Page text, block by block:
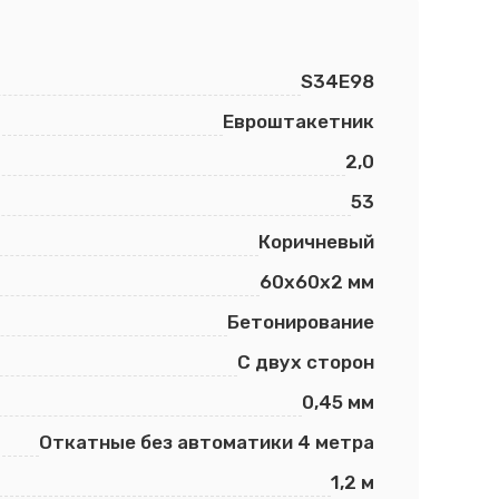
S34E98
Евроштакетник
2,0
53
Коричневый
60х60х2 мм
Бетонирование
С двух сторон
0,45 мм
Откатные без автоматики 4 метра
1,2 м